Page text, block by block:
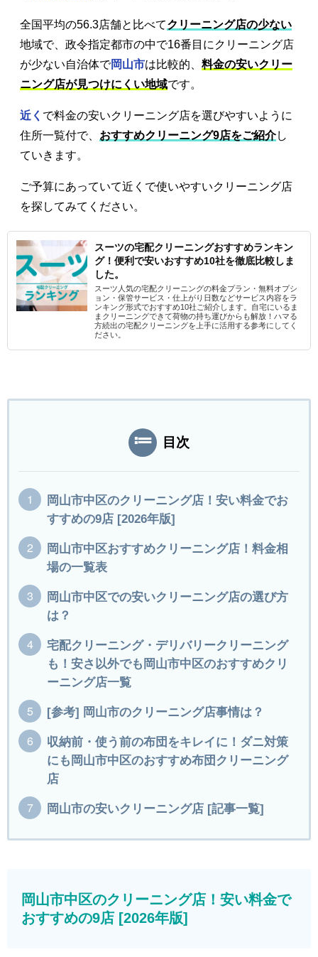
全国平均の56.3店舗と比べてクリーニング店の少ない
地域で、政令指定都市の中で16番目にクリーニング店
が少ない自治体で岡山市は比較的、 料金の安いクリー
ニング店が見つけにくい地域です。
近く で料金の安いクリーニング店を選びやすいように
住所一覧付で、 おすすめクリーニング9店をご紹介し
ていきます。
ご予算にあっていて近くで使いやすいクリーニング店
を探してみてください。
スーツの宅配クリーニングおすすめランキン
グ！便利で安いおすすめ10社を徹底比較しま
した。
スーツ人気の宅配クリーニングの料金プラン・無料オプシ
ョン・保管サービス・仕上がり日数などサービス内容をラ
ンキング形式でおすすめ10社ご紹介します。自宅にいるま
まクリーニングできて荷物の持ち運びからも解放！ハマる
方続出の宅配クリーニングを上手に活用する参考にしてく
ださい。
目次
岡山市中区のクリーニング店！安い料金でお
すすめの9店 [2026年版]
岡山市中区おすすめクリーニング店！料金相
場の一覧表
岡山市中区での安いクリーニング店の選び方
は？
宅配クリーニング・デリバリークリーニング
も！安さ以外でも岡山市中区のおすすめクリ
ーニング店一覧
[参考] 岡山市のクリーニング店事情は？
収納前・使う前の布団をキレイに！ダニ対策
にも岡山市中区のおすすめ布団クリーニング
店
岡山市の安いクリーニング店 [記事一覧]
岡山市中区のクリーニング店！安い料金で
おすすめの9店 [2026年版]